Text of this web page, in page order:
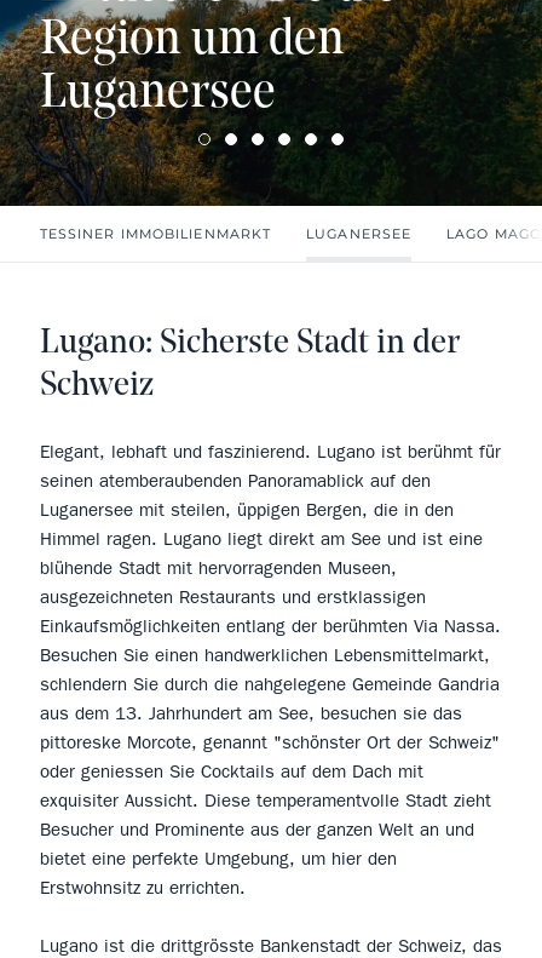
Region um den
Luganersee
TESSINER IMMOBILIENMARKT LUGANERSEE LAGO
Lugano: Sicherste Stadt in der
Schweiz
Elegant, lebhaft und faszinierend. Lugano ist berühmt für
seinen atemberaubenden Panoramablick auf den
Luganersee mit steilen, üppigen Bergen, die in den
Himmel ragen. Lugano liegt direkt am See und ist eine
blühende Stadt mit hervorragenden Museen,
ausgezeichneten Restaurants und erstklassigen
Einkaufsmöglichkeiten entlang der berühmten Via Nassa.
Besuchen Sie einen handwerklichen Lebensmittelmarkt,
schlendern Sie durch die nahgelegene Gemeinde Gandria
aus dem 13. Jahrhundert am See, besuchen sie das
pittoreske Morcote, genannt "schönster Ort der Schweiz"
oder geniessen Sie Cocktails auf dem Dach mit
exquisiter Aussicht. Diese temperamentvolle Stadt zieht
Besucher und Prominente aus der ganzen Welt an und
bietet eine perfekte Umgebung, um hier den
Erstwohnsitz zu errichten.
Lugano ist die drittgrösste Bankenstadt der Schweiz, das